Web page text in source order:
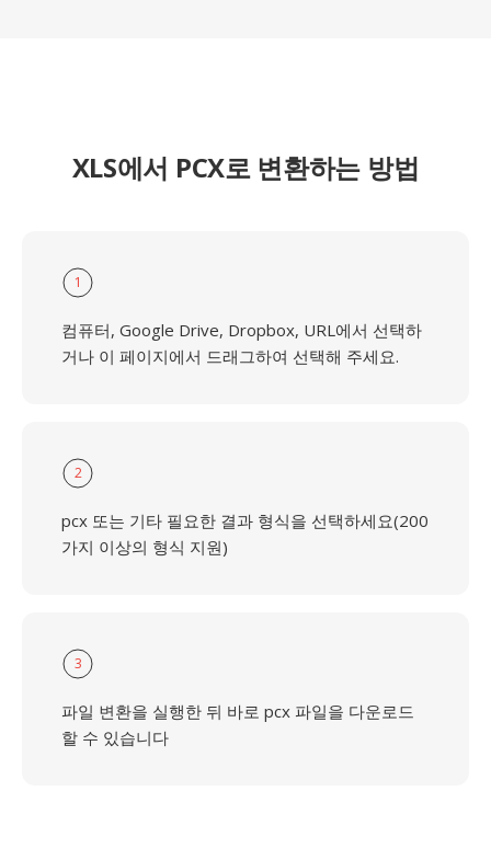
XLS에서 PCX로 변환하는 방법
1
컴퓨터, Google Drive, Dropbox, URL에서 선택하
거나 이 페이지에서 드래그하여 선택해 주세요.
2
pcx 또는 기타 필요한 결과 형식을 선택하세요(200
가지 이상의 형식 지원)
3
파일 변환을 실행한 뒤 바로 pcx 파일을 다운로드
할 수 있습니다